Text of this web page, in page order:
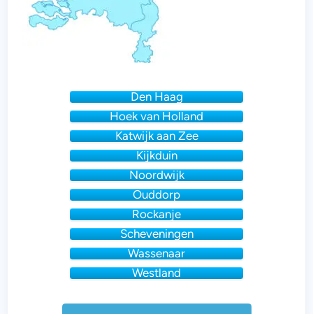
Den Haag
Hoek van Holland
Katwijk aan Zee
Kijkduin
Noordwijk
Ouddorp
Rockanje
Scheveningen
Wassenaar
Westland